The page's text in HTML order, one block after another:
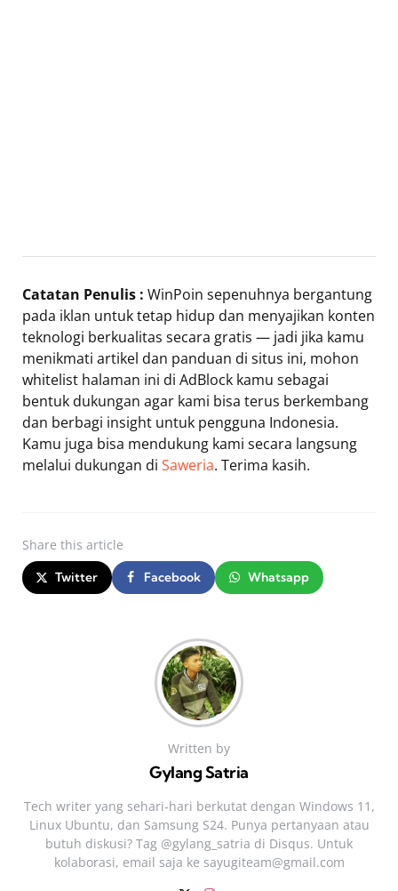
Catatan Penulis : WinPoin sepenuhnya bergantung
pada iklan untuk tetap hidup dan menyajikan konten
teknologi berkualitas secara gratis — jadi jika kamu
menikmati artikel dan panduan di situs ini, mohon
whitelist halaman ini di AdBlock kamu sebagai
bentuk dukungan agar kami bisa terus berkembang
dan berbagi insight untuk pengguna Indonesia.
Kamu juga bisa mendukung kami secara langsung
melalui dukungan di Saweria. Terima kasih.
Share this article
Twitter Facebook Whatsapp
Written by
Gylang Satria
Tech writer yang sehari‑hari berkutat dengan Windows 11,
Linux Ubuntu, dan Samsung S24. Punya pertanyaan atau
butuh diskusi? Tag @gylang_satria di Disqus. Untuk
kolaborasi, email saja ke sayugiteam@gmail.com